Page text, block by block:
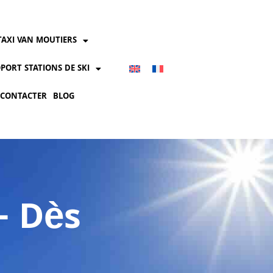
VAN MOUTIERS
STATIONS DE SKI
BLOG
Dès